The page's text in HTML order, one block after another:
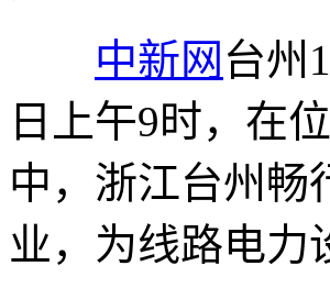
中新网 台州
日上午9时，在
中，浙江台州畅
业，为线路电力